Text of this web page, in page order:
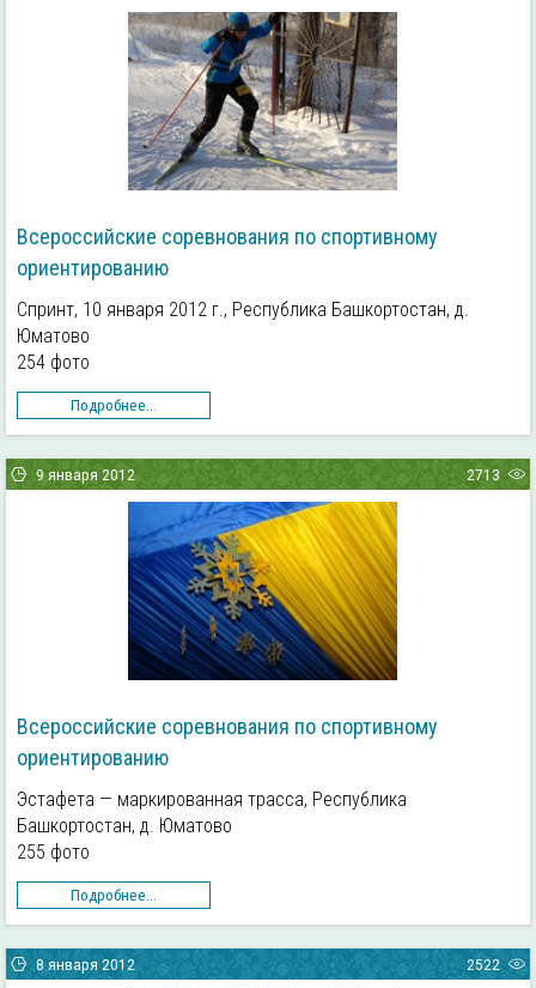
Всероссийские соревнования по спортивному
ориентированию
Спринт, 10 января 2012 г., Республика Башкортостан, д.
Юматово
254 фото
Подробнее...
9 января 2012 2713
Всероссийские соревнования по спортивному
ориентированию
Эстафета — маркированная трасса, Республика
Башкортостан, д. Юматово
255 фото
Подробнее...
8 января 2012 2522